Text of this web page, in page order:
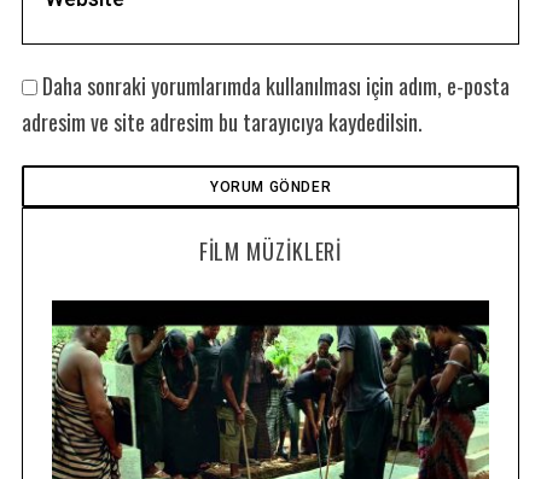
Daha sonraki yorumlarımda kullanılması için adım, e-posta
adresim ve site adresim bu tarayıcıya kaydedilsin.
FILM MÜZIKLERI